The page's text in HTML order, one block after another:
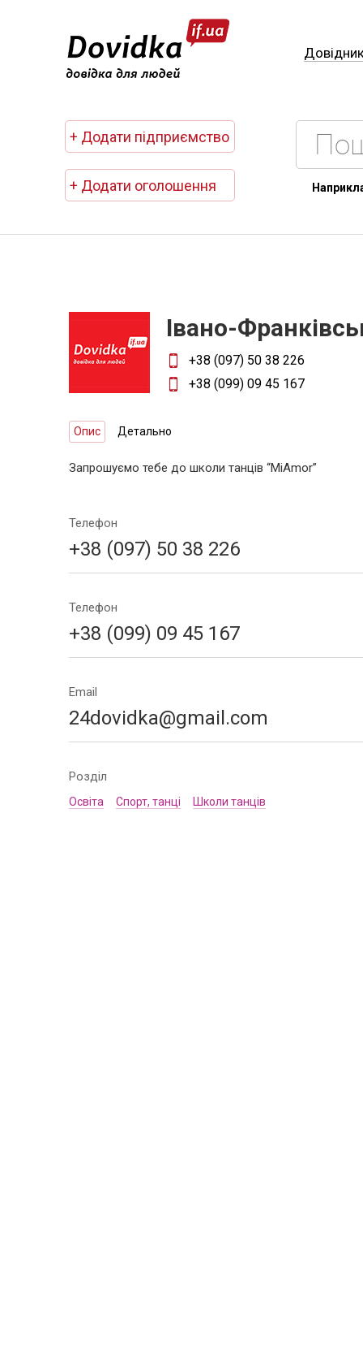
+ Додати підприємство
+ Додати оголошення
Івано-
+38 (097) 50 38 226
+38 (099) 09 45 167
Опис Детально
Запрошуємо тебе до школи танців “MiAmor”
Телефон
+38 (097) 50 38 226
Телефон
+38 (099) 09 45 167
Email
24dovidka@gmail.com
Розділ
Освіта Спорт, танці Школи танців